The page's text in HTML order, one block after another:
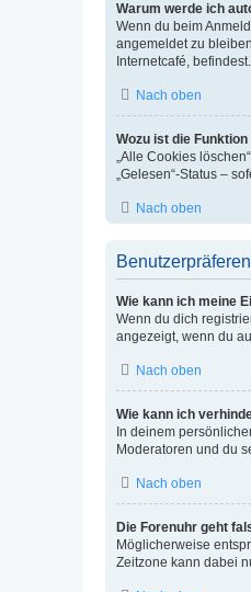
Warum werde ich
Wenn du beim
angemeldet zu
Internetcafé,
Nach oben
Wozu ist die
„Alle Cookies
„Gelesen“-Status –
Nach oben
Wie kann ich meine
Wenn du dich
angezeigt, wenn du
Nach oben
Wie kann ich
In deinem
Moderatoren und du
Nach oben
Die Forenuhr geht
Möglicherweise
Zeitzone kann dabei